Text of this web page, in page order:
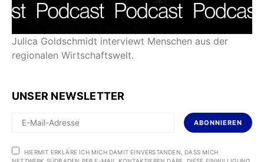
Julica Goldschmidt interviewt Menschen aus der
regionalen Wirtschaftswelt.
UNSER NEWSLETTER
ABONNIEREN
HIERMIT ERKLÄRE ICH MICH DAMIT EINVERSTANDEN, DASS MICH